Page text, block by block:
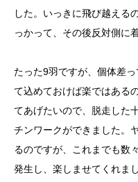
した。いっきに飛び越える
っかって、その後反対側に
たった9羽ですが、個体差
て込めておけば楽ではある
てあげたいので、脱走した
チンワークができました。
るのですが、これまでも数
発生し、楽しませてくれま